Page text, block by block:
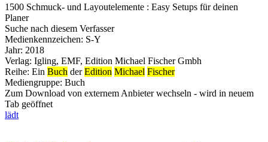
1500 Schmuck- und Layoutelemente : Easy Setups für deinen
Planer
Suche nach diesem Verfasser
Medienkennzeichen: S-Y
Jahr: 2018
Verlag: Igling, EMF, Edition Michael Fischer Gmbh
Reihe: Ein Buch derEdition Michael Fischer
Mediengruppe: Buch
Zum Download von externem Anbieter wechseln - wird in neuem
Tab geöffnet
lädt